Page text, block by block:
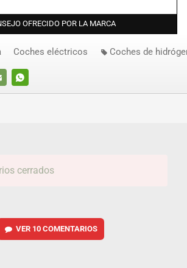
OFRECIDO POR LA MARCA
WHATSAPP
Coches eléctricos Coches de
cerrados
VER 10 COMENTARIOS